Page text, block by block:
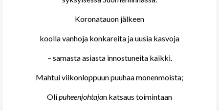
Koronatauon jälkeen
koolla vanhoja konkareita ja uusia kasvoja
– samasta asiasta innostuneita kaikki.
Mahtui viikonloppuun puuhaa monenmoista;
Olipuheenjohtajan katsaus toimintaan